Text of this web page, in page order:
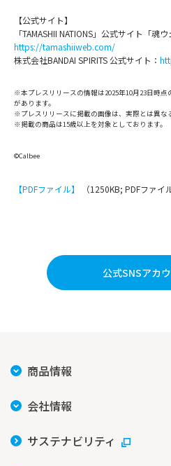
【公式サイト】
「TAMASHII NATIONS」公式サイト「魂ウ
https://tamashiiweb.com/
株式会社BANDAI SPIRITS 公式サイト：
※本プレスリリースの情報は2025年10月23日時
があります。
※プレスリリースに掲載の画像は、実際とは異な
※掲載の商品は15歳以上を対象としております。
©Calbee
【PDFファイル】 （1250KB; PDFファイ
公式SNSアカ
商品情報
会社情報
サステナビリティ